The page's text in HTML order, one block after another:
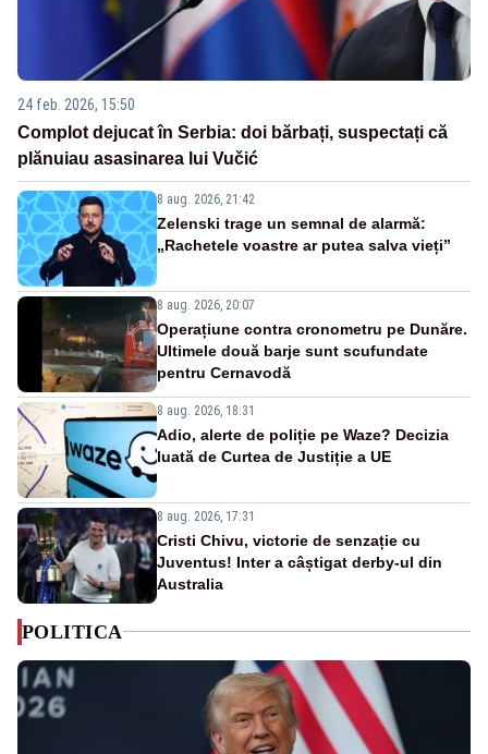
24 feb. 2026, 15:50
Complot dejucat în Serbia: doi bărbați, suspectați că
plănuiau asasinarea lui Vučić
8 aug. 2026, 21:42
Zelenski trage un semnal de alarmă:
„Rachetele voastre ar putea salva vieți”
8 aug. 2026, 20:07
Operațiune contra cronometru pe Dunăre.
Ultimele două barje sunt scufundate
pentru Cernavodă
8 aug. 2026, 18:31
Adio, alerte de poliție pe Waze? Decizia
luată de Curtea de Justiție a UE
8 aug. 2026, 17:31
Cristi Chivu, victorie de senzație cu
Juventus! Inter a câștigat derby-ul din
Australia
POLITICA